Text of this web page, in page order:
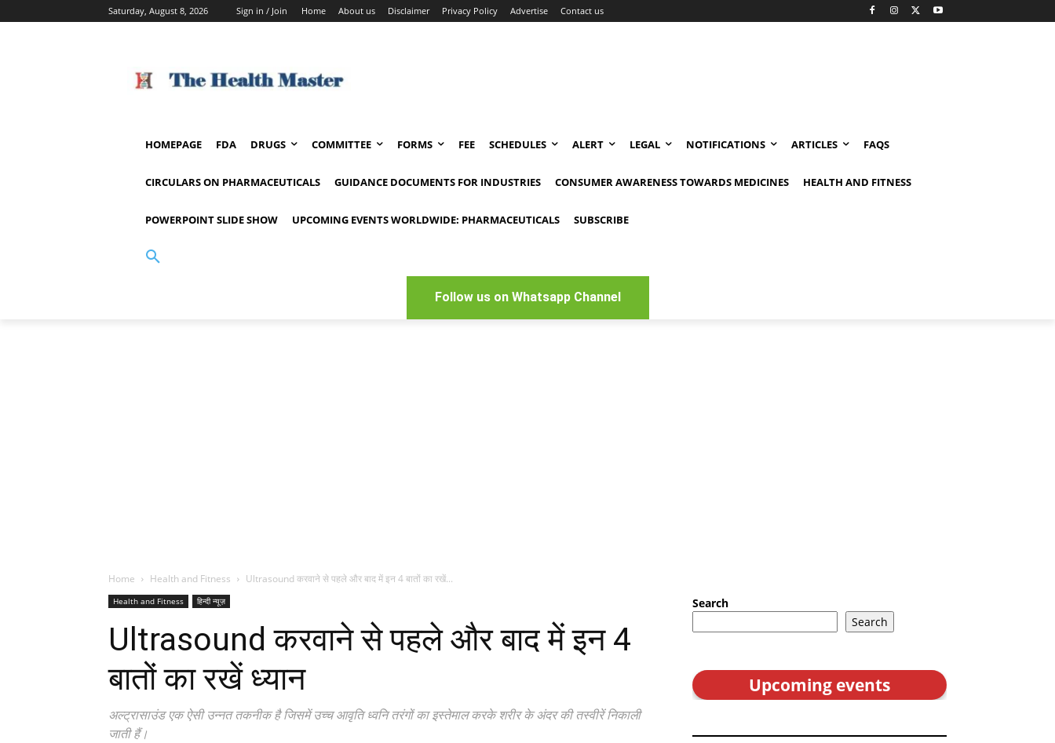
Saturday, August 8, 2026 Sign in / Join Home About us Disclaimer Privacy Policy Advertise Contact us
HOMEPAGE FDA DRUGS COMMITTEE FORMS FEE SCHEDULES ALERT LEGAL NOTIFICATIONS ARTICLES FAQS
CIRCULARS ON PHARMACEUTICALS GUIDANCE DOCUMENTS FOR INDUSTRIES CONSUMER AWARENESS TOWARDS MEDICINES HEALTH AND FITNESS
POWERPOINT SLIDE SHOW UPCOMING EVENTS WORLDWIDE: PHARMACEUTICALS SUBSCRIBE
Follow us on Whatsapp Channel
Home Health and Fitness Ultrasound करवाने से पहले और बाद में इन 4 बातों का रखें...
Health and Fitness हिन्दी न्यूज़
Ultrasound करवाने से पहले और बाद में इन 4
बातों का रखें ध्यान
अल्ट्रासाउंड एक ऐसी उन्नत तकनीक है जिसमें उच्च आवृति ध्वनि तरंगों का इस्तेमाल करके शरीर के अंदर की तस्वीरें निकाली
जाती हैं।
Search
Search
Upcoming events